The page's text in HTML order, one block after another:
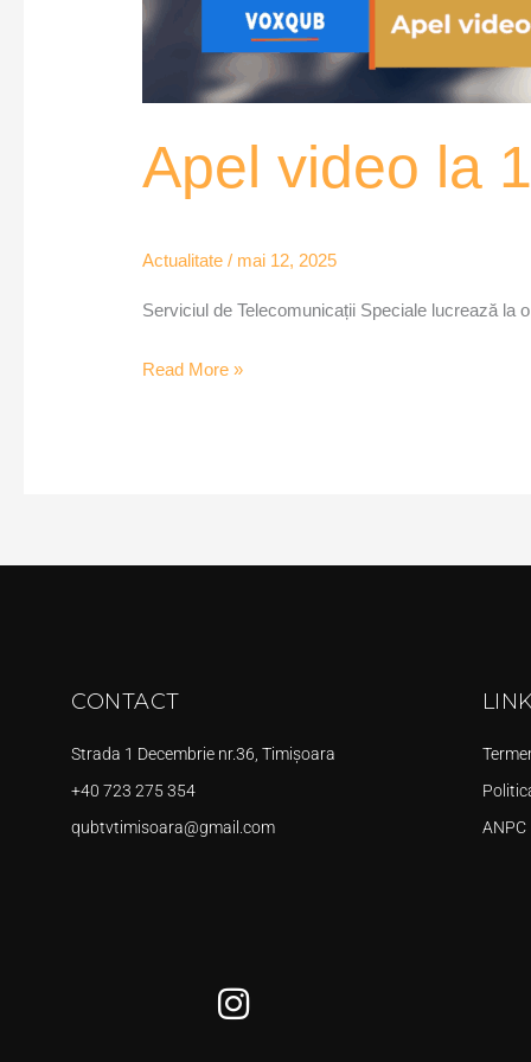
Apel video la
Actualitate / mai 12, 2025
Serviciul de Telecomunicații Speciale lucrează la
Read More »
CONTACT
Strada 1 Decembrie nr.36, Timișoara
+40 723 275 354
qubtvtimisoara@gmail.com
ANPC